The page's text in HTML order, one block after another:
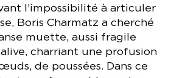
l’impossibilité à articuler
Boris Charmatz a cherché
muette, aussi fragile
charriant une profusion
de poussées. Dans ce